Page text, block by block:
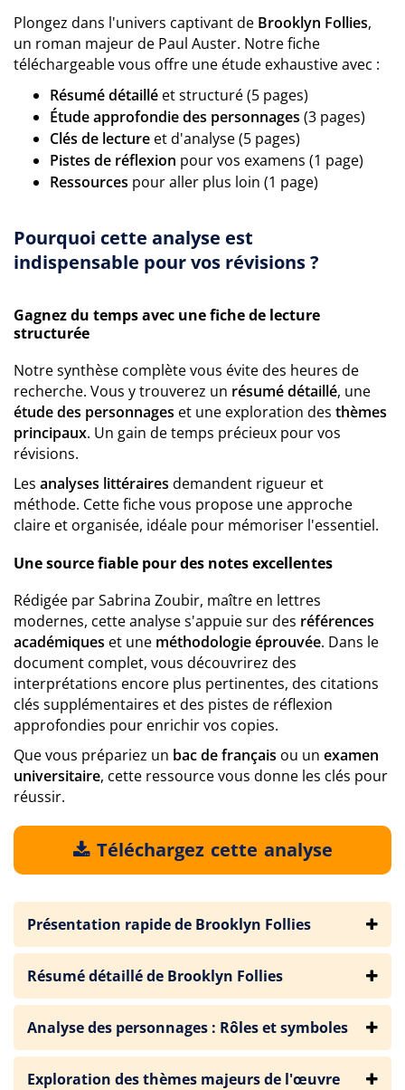
Plongez dans l'univers captivant de Brooklyn Follies,
un roman majeur de Paul Auster. Notre fiche
téléchargeable vous offre une étude exhaustive avec :
Résumé détaillé et structuré (5 pages)
Étude approfondie des personnages (3 pages)
Clés de lecture et d'analyse (5 pages)
Pistes de réflexion pour vos examens (1 page)
Ressources pour aller plus loin (1 page)
Pourquoi cette analyse est
indispensable pour vos révisions ?
Gagnez du temps avec une fiche de lecture
structurée
Notre synthèse complète vous évite des heures de
recherche. Vous y trouverez un résumé détaillé, une
étude des personnages et une exploration des thèmes
principaux. Un gain de temps précieux pour vos
révisions.
Les analyses littéraires demandent rigueur et
méthode. Cette fiche vous propose une approche
claire et organisée, idéale pour mémoriser l'essentiel.
Une source fiable pour des notes excellentes
Rédigée par Sabrina Zoubir, maître en lettres
modernes, cette analyse s'appuie sur des références
académiques et une méthodologie éprouvée. Dans le
document complet, vous découvrirez des
interprétations encore plus pertinentes, des citations
clés supplémentaires et des pistes de réflexion
approfondies pour enrichir vos copies.
Que vous prépariez un bac de français ou un examen
universitaire, cette ressource vous donne les clés pour
réussir.
Téléchargez cette analyse
Présentation rapide de Brooklyn Follies
Résumé détaillé de Brooklyn Follies
Analyse des personnages : Rôles et symboles
Exploration des thèmes majeurs de l'œuvre